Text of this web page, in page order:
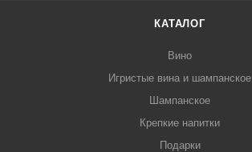
КАТАЛОГ
Вино
Игристые вина и шампанское
Шампанское
Крепкие напитки
Подарки